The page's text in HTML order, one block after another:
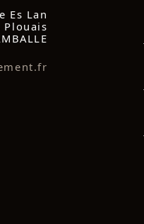
Es Lan
Plouais